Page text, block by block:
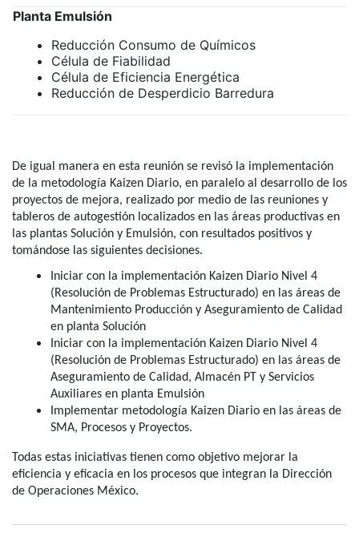
Planta Emulsión
Reducción Consumo de Químicos
Célula de Fiabilidad
Célula de Eficiencia Energética
Reducción de Desperdicio Barredura
De igual manera en esta reunión se revisó la implementación
de la metodología Kaizen Diario, en paralelo al desarrollo de los
proyectos de mejora, realizado por medio de las reuniones y
tableros de autogestión localizados en las áreas productivas en
las plantas Solución y Emulsión, con resultados positivos y
tomándose las siguientes decisiones.
Iniciar con la implementación Kaizen Diario Nivel 4
(Resolución de Problemas Estructurado) en las áreas de
Mantenimiento Producción y Aseguramiento de Calidad
en planta Solución
Iniciar con la implementación Kaizen Diario Nivel 4
(Resolución de Problemas Estructurado) en las áreas de
Aseguramiento de Calidad, Almacén PT y Servicios
Auxiliares en planta Emulsión
Implementar metodología Kaizen Diario en las áreas de
SMA, Procesos y Proyectos.
Todas estas iniciativas tienen como objetivo mejorar la
eficiencia y eficacia en los procesos que integran la Dirección
de Operaciones México.